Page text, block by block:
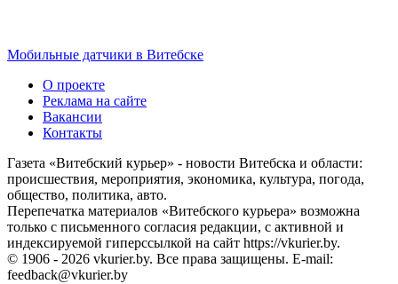
Мобильные датчики в Витебске
О проекте
Реклама на сайте
Вакансии
Контакты
Газета «Витебский курьер» - новости Витебска и области:
происшествия, мероприятия, экономика, культура, погода,
общество, политика, авто.
Перепечатка материалов «Витебского курьера» возможна
только с письменного согласия редакции, с активной и
индексируемой гиперссылкой на сайт https://vkurier.by.
© 1906 - 2026 vkurier.by. Все права защищены. E-mail:
feedback@vkurier.by